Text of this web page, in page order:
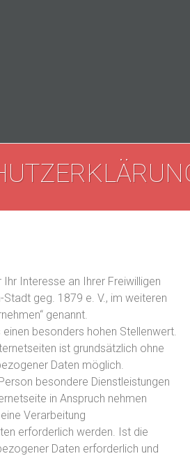
Ihr Interesse an Ihrer Freiwilligen
Stadt geg. 1879 e. V., im weiteren
genannt.
besonders hohen Stellenwert.
ist grundsätzlich ohne
Daten möglich.
besondere Dienstleistungen
in Anspruch nehmen
Verarbeitung
erforderlich werden. Ist die
Daten erforderlich und